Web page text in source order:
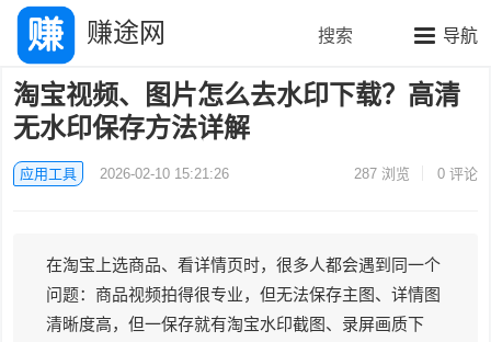
赚途网 导航
搜索
淘宝视频、图片怎么去水印下载？高清
无水印保存方法详解
应用工具 2026-02-10 15:21:26 287浏览 0 评论
在淘宝上选商品、看详情页时，很多人都会遇到同一个
问题：商品视频拍得很专业，但无法保存主图、详情图
清晰度高，但一保存就有淘宝水印截图、录屏画质下